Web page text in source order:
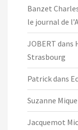
Banzet
le journal de
JOBERT dans
Strasbourg
Patrickdans
Suzanne
Jacquemot